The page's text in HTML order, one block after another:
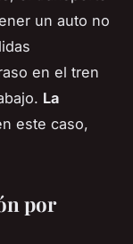
un auto no
en el tren
La
este caso,
por